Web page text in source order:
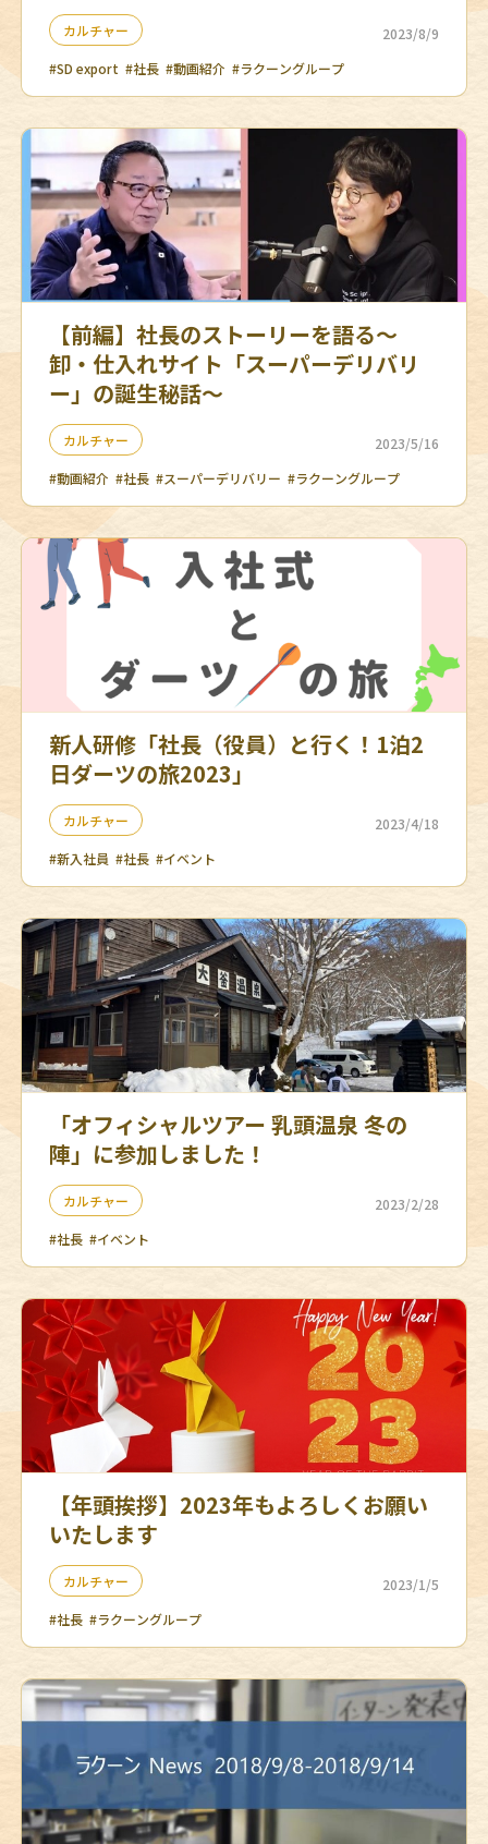
カルチャー
2023/8/9
#SD export #社長 #動画紹介 #ラクーングループ
【前編】社長のストーリーを語る～
卸・仕入れサイト「スーパーデリバリ
ー」の誕生秘話～
カルチャー
2023/5/16
#動画紹介 #社長 #スーパーデリバリー #ラクーングループ
新人研修「社長（役員）と行く！1泊2
日ダーツの旅2023」
カルチャー
2023/4/18
#新入社員 #社長 #イベント
「オフィシャルツアー 乳頭温泉 冬の
陣」に参加しました！
カルチャー
2023/2/28
#社長 #イベント
【年頭挨拶】2023年もよろしくお願い
いたします
カルチャー
2023/1/5
#社長 #ラクーングループ